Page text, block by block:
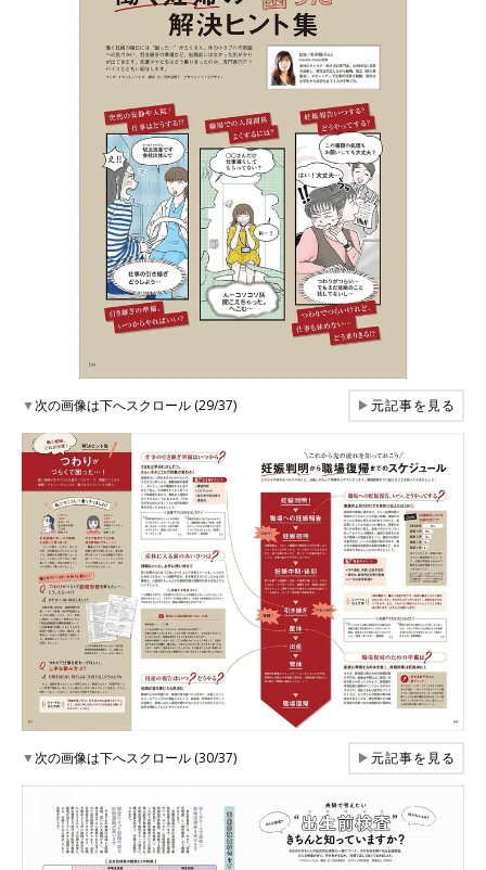
▼次の画像は下へスクロール (29/37) ▶元記事を見る
▼次の画像は下へスクロール (30/37) ▶元記事を見る